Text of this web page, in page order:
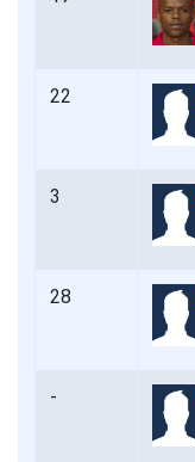
22
3
28
-